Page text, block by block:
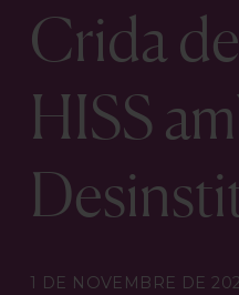
Crida
HISS
1 DE NOVEMBRE DE